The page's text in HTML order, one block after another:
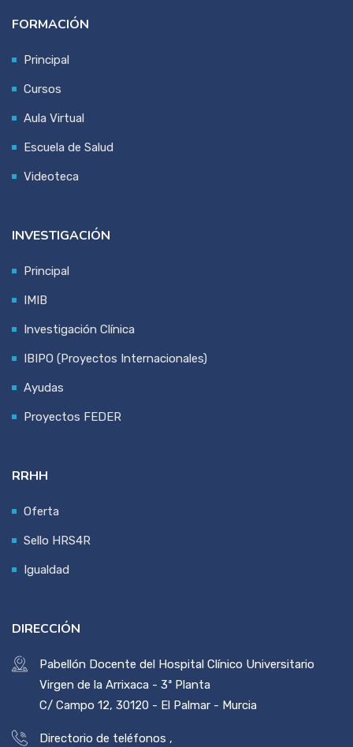
FORMACIÓN
Principal
Cursos
Aula Virtual
Escuela de Salud
Videoteca
INVESTIGACIÓN
Principal
IMIB
Investigación Clínica
IBIPO (Proyectos Internacionales)
Ayudas
Proyectos FEDER
RRHH
Oferta
Sello HRS4R
Igualdad
DIRECCIÓN
Pabellón Docente del Hospital Clínico Universitario
Virgen de la Arrixaca - 3ª Planta
C/ Campo 12, 30120 - El Palmar - Murcia
Directorio de teléfonos ,